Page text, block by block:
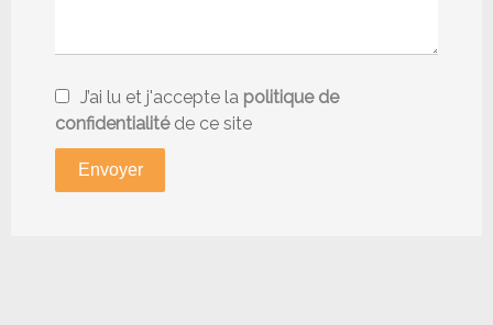
J’ai lu et j'accepte la politique de
confidentialitéde ce site
Envoyer